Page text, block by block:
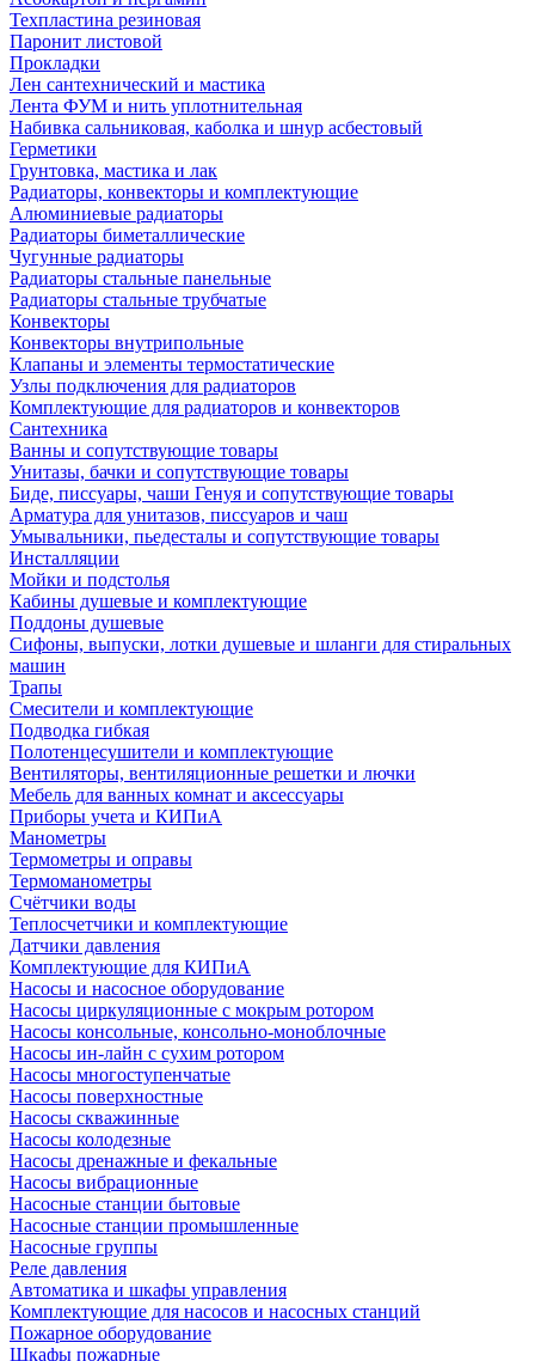
Техпластина резиновая
Паронит листовой
Прокладки
Лен сантехнический и мастика
Лента ФУМ и нить уплотнительная
Набивка сальниковая, каболка и шнур асбестовый
Герметики
Грунтовка, мастика и лак
Радиаторы, конвекторы и комплектующие
Алюминиевые радиаторы
Радиаторы биметаллические
Чугунные радиаторы
Радиаторы стальные панельные
Радиаторы стальные трубчатые
Конвекторы
Конвекторы внутрипольные
Клапаны и элементы термостатические
Узлы подключения для радиаторов
Комплектующие для радиаторов и конвекторов
Сантехника
Ванны и сопутствующие товары
Унитазы, бачки и сопутствующие товары
Биде, писсуары, чаши Генуя и сопутствующие товары
Арматура для унитазов, писсуаров и чаш
Умывальники, пьедесталы и сопутствующие товары
Инсталляции
Мойки и подстолья
Кабины душевые и комплектующие
Поддоны душевые
Сифоны, выпуски, лотки душевые и шланги для стиральных
машин
Трапы
Смесители и комплектующие
Подводка гибкая
Полотенцесушители и комплектующие
Вентиляторы, вентиляционные решетки и лючки
Мебель для ванных комнат и аксессуары
Приборы учета и КИПиА
Манометры
Термометры и оправы
Термоманометры
Счётчики воды
Теплосчетчики и комплектующие
Датчики давления
Комплектующие для КИПиА
Насосы и насосное оборудование
Насосы циркуляционные с мокрым ротором
Насосы консольные, консольно-моноблочные
Насосы ин-лайн с сухим ротором
Насосы многоступенчатые
Насосы поверхностные
Насосы скважинные
Насосы колодезные
Насосы дренажные и фекальные
Насосы вибрационные
Насосные станции бытовые
Насосные станции промышленные
Насосные группы
Реле давления
Автоматика и шкафы управления
Комплектующие для насосов и насосных станций
Пожарное оборудование
Шкафы пожарные